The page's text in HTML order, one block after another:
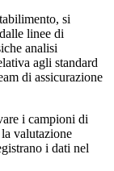
si
linee di
analisi
agli standard
di assicurazione
i campioni di
valutazione
i dati nel